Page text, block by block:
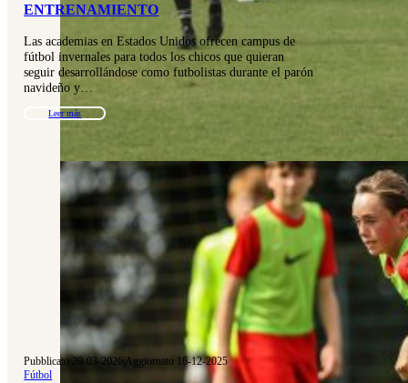
ENTRENAMIENTO
Las academias en Estados Unidos ofrecen campus de
fútbol invernales para todos los chicos que quieran
seguir desarrollándose como futbolistas durante el parón
navideño y…
Leer más
Pubblicato 20-03-2026|Aggiornato 16-12-2025
Fútbol